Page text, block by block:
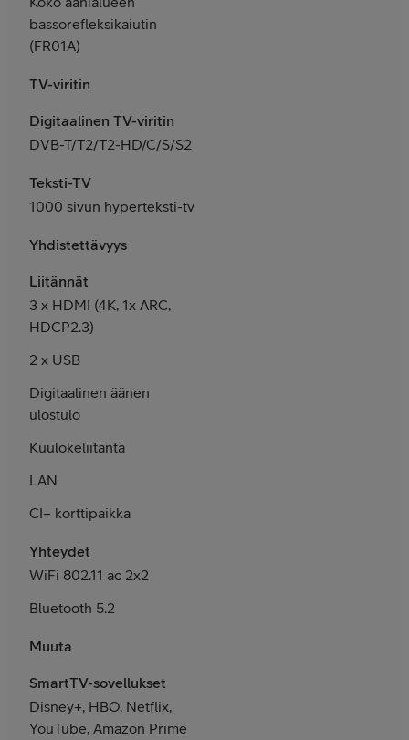
bassorefleksikaiutin
(FR01A)
TV-viritin
Digitaalinen TV-viritin
DVB-T/T2/T2-HD/C/S/S2
Teksti-TV
1000 sivun hyperteksti-tv
Yhdistettävyys
Liitännät
3 x HDMI (4K, 1x ARC,
HDCP2.3)
2 x USB
Digitaalinen äänen
ulostulo
Kuulokeliitäntä
LAN
CI+ korttipaikka
Yhteydet
WiFi 802.11 ac 2x2
Bluetooth 5.2
Muuta
SmartTV-sovellukset
Disney+, HBO, Netflix,
YouTube, Amazon Prime